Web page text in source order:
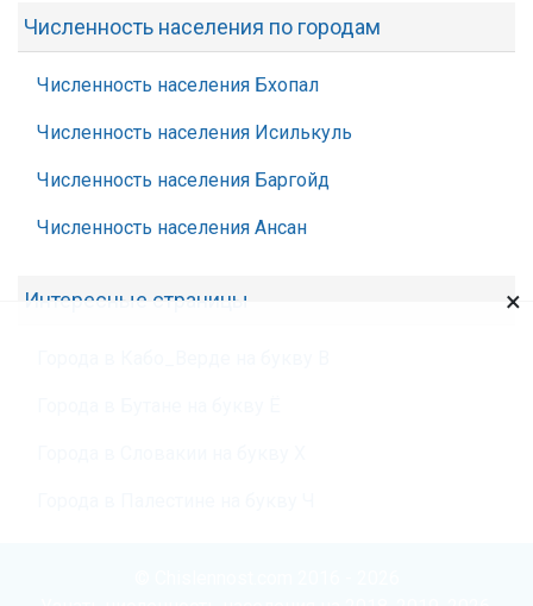
Численность населения по городам
Численность населения Бхопал
Численность населения Исилькуль
Численность населения Баргойд
Численность населения Ансан
Интересные страницы ×